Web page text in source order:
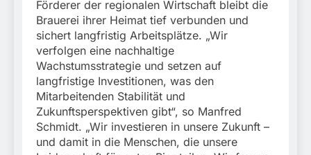
Förderer der regionalen Wirtschaft bleibt die
Brauerei ihrer Heimat tief verbunden und
sichert langfristig Arbeitsplätze. „Wir
verfolgen eine nachhaltige
Wachstumsstrategie und setzen auf
langfristige Investitionen, was den
Mitarbeitenden Stabilität und
Zukunftsperspektiven gibt“, so Manfred
Schmidt. „Wir investieren in unsere Zukunft –
und damit in die Menschen, die unsere